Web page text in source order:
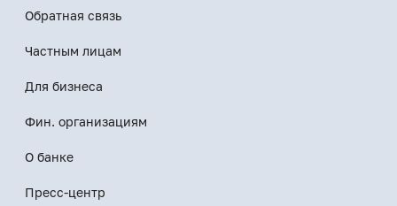
Обратная связь
Частным лицам
Для бизнеса
Фин. организациям
О банке
Пресс-центр